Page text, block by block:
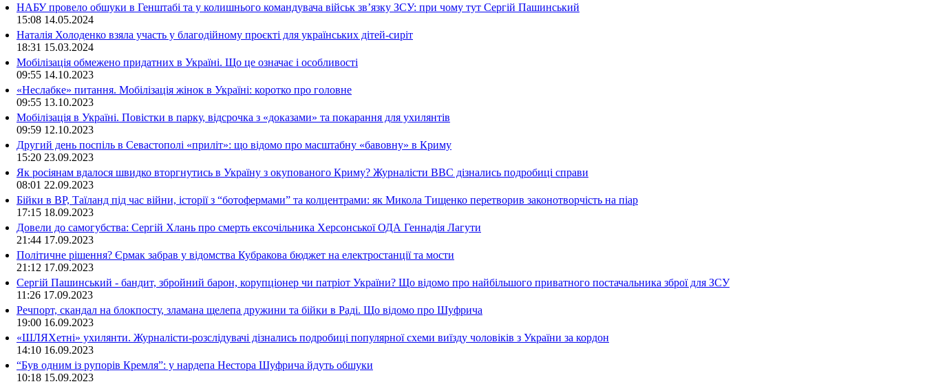
НАБУ провело обшуки в Генштабі та у колишнього командувача військ зв’язку ЗСУ: при чому тут Сергій Пашинський
15:08 14.05.2024
Наталія Холоденко взяла участь у благодійному проєкті для українських дітей-сиріт
18:31 15.03.2024
Мобілізація обмежено придатних в Україні. Що це означає і особливості
09:55 14.10.2023
«Неслабке» питання. Мобілізація жінок в Україні: коротко про головне
09:55 13.10.2023
Мобілізація в Україні. Повістки в парку, відсрочка з «доказами» та покарання для ухилянтів
09:59 12.10.2023
Другий день поспіль в Севастополі «приліт»: що відомо про масштабну «бавовну» в Криму
15:20 23.09.2023
Як росіянам вдалося швидко вторгнутись в Україну з окупованого Криму? Журналісти ВВС дізнались подробиці справи
08:01 22.09.2023
Бійки в ВР, Таїланд під час війни, історії з “ботофермами” та колцентрами: як Микола Тищенко перетворив законотворчість на піар
17:15 18.09.2023
Довели до самогубства: Сергій Хлань про смерть ексочільника Херсонської ОДА Геннадія Лагути
21:44 17.09.2023
Політичне рішення? Єрмак забрав у відомства Кубракова бюджет на електростанції та мости
21:12 17.09.2023
Сергій Пашинський - бандит, збройний барон, корупціонер чи патріот України? Що відомо про найбільшого приватного постачальника зброї для ЗСУ
11:26 17.09.2023
Речпорт, скандал на блокпосту, зламана щелепа дружини та бійки в Раді. Що відомо про Шуфрича
19:00 16.09.2023
«ШЛЯХетні» ухилянти. Журналісти-розслідувачі дізнались подробиці популярної схеми виїзду чоловіків з України за кордон
14:10 16.09.2023
“Був одним із рупорів Кремля”: у нардепа Нестора Шуфрича йдуть обшуки
10:18 15.09.2023